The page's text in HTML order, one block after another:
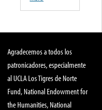
Agradecemos a todos los
patronicadores, especialmente
al UCLA Los Tigres de Norte
Fund, National Endowment for
the Humanities, National